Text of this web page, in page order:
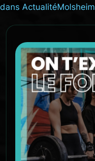
dans ActualitéMolsheim